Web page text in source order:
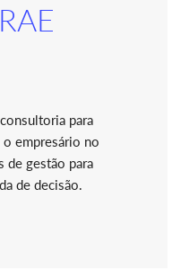
para
empresário no
de gestão para
de decisão.